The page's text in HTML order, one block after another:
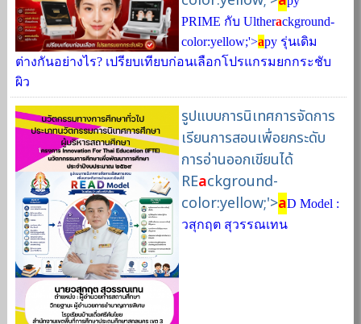
PRIME กับ Ultherackground-
color:yellow;'>apy รุ่นเดิม
ต่างกันอย่างไร? เปรียบเทียบก่อนเลือกโปรแกรมยกกระชับ
ผิว
รูปแบบการนิเทศการจัดการ
เรียนการสอนเพื่อยกระดับ
การอ่านออกเขียนได้
REackground-
color:yellow;'>aD Model :
วสุกฤต สุวรรณเทน